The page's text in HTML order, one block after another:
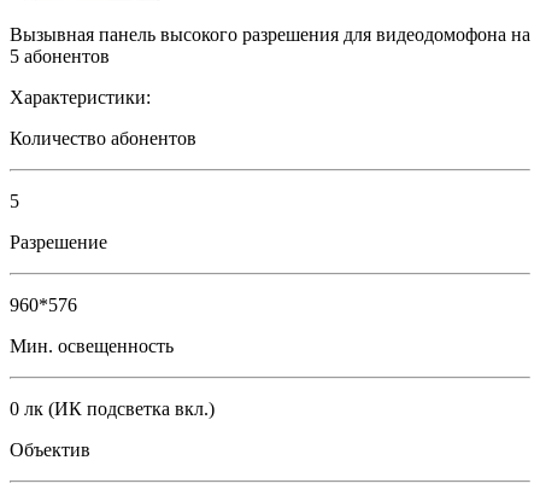
Вызывная панель высокого разрешения для видеодомофона на
5 абонентов
Характеристики:
Количество абонентов
5
Разрешение
960*576
Мин. освещенность
0 лк (ИК подсветка вкл.)
Объектив